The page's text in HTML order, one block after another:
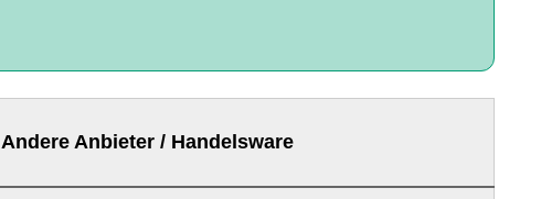
Andere Anbieter / Handelsware